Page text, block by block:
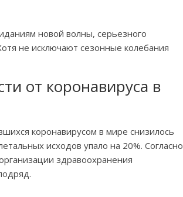
новой волны, серьезного
не исключают сезонные колебания
от коронавируса в
коронавирусом в мире снизилось
исходов упало на 20%. Согласно
здравоохранения